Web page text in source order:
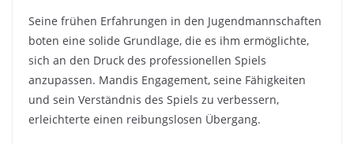
Seine frühen Erfahrungen in den Jugendmannschaften
boten eine solide Grundlage, die es ihm ermöglichte,
sich an den Druck des professionellen Spiels
anzupassen. Mandis Engagement, seine Fähigkeiten
und sein Verständnis des Spiels zu verbessern,
erleichterte einen reibungslosen Übergang.